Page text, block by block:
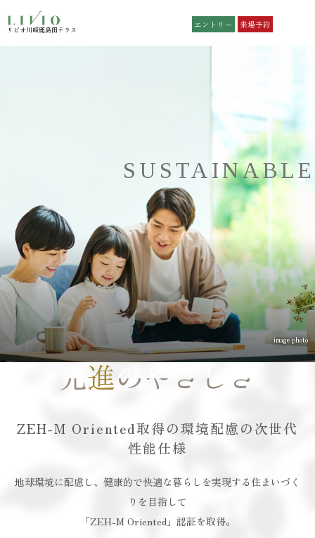
リビオ川崎鹿島田テラス
エントリー 来場予約
リビオ川崎鹿島田テラス
Premium
プレミアムプランNEW
Access
アクセス
Quality
設備仕様 NEW
Sustainable
サスティナブル
Brand
ブランド
Map
現地案内図
Outline
物件概要
エントリー
来場予約
SUSTAINABLE
先進のやさしさ
先進のやさしさ
ZEH-M Oriented取得の環境配慮の次世代
性能仕様
地球環境に配慮し、健康的で快適な暮らしを実現する住まいづく
りを目指して
「ZEH-M Oriented」認証を取得。